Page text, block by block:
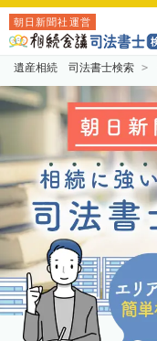
朝日新聞社運営
遺産相続 司法書士検索